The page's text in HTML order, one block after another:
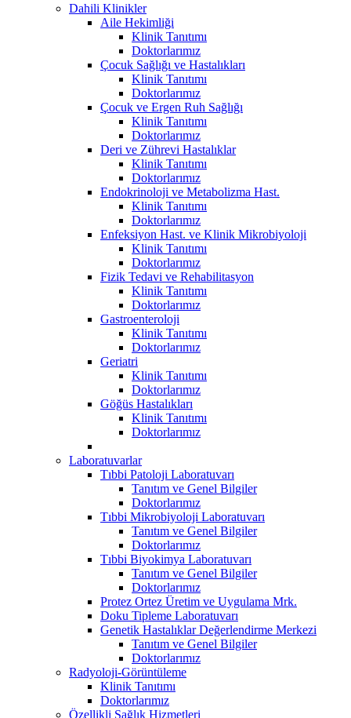
Dahili Klinikler
Aile Hekimliği
Klinik Tanıtımı
Doktorlarımız
Çocuk Sağlığı ve Hastalıkları
Klinik Tanıtımı
Doktorlarımız
Çocuk ve Ergen Ruh Sağlığı
Klinik Tanıtımı
Doktorlarımız
Deri ve Zührevi Hastalıklar
Klinik Tanıtımı
Doktorlarımız
Endokrinoloji ve Metabolizma Hast.
Klinik Tanıtımı
Doktorlarımız
Enfeksiyon Hast. ve Klinik Mikrobiyoloji
Klinik Tanıtımı
Doktorlarımız
Fizik Tedavi ve Rehabilitasyon
Klinik Tanıtımı
Doktorlarımız
Gastroenteroloji
Klinik Tanıtımı
Doktorlarımız
Geriatri
Klinik Tanıtımı
Doktorlarımız
Göğüs Hastalıkları
Klinik Tanıtımı
Doktorlarımız
Laboratuvarlar
Tıbbi Patoloji Laboratuvarı
Tanıtım ve Genel Bilgiler
Doktorlarımız
Tıbbi Mikrobiyoloji Laboratuvarı
Tanıtım ve Genel Bilgiler
Doktorlarımız
Tıbbi Biyokimya Laboratuvarı
Tanıtım ve Genel Bilgiler
Doktorlarımız
Protez Ortez Üretim ve Uygulama Mrk.
Doku Tipleme Laboratuvarı
Genetik Hastalıklar Değerlendirme Merkezi
Tanıtım ve Genel Bilgiler
Doktorlarımız
Radyoloji-Görüntüleme
Klinik Tanıtımı
Doktorlarımız
Özellikli Sağlık Hizmetleri